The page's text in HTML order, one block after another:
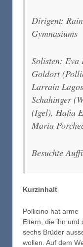
Dirigent:
Gymnasiums
Solisten: Eva
Goldort
Larrain
Schahinger
(Igel), Hafia
Maria
Besuchte
Kurzinhalt
Pollicino hat arme
Eltern, die ihn und
sechs Brüder
wollen. Auf dem